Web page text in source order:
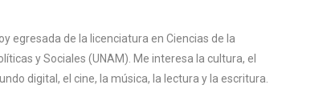
egresada de la licenciatura en Ciencias de la
y Sociales (UNAM). Me interesa la cultura, el
digital, el cine, la música, la lectura y la escritura.